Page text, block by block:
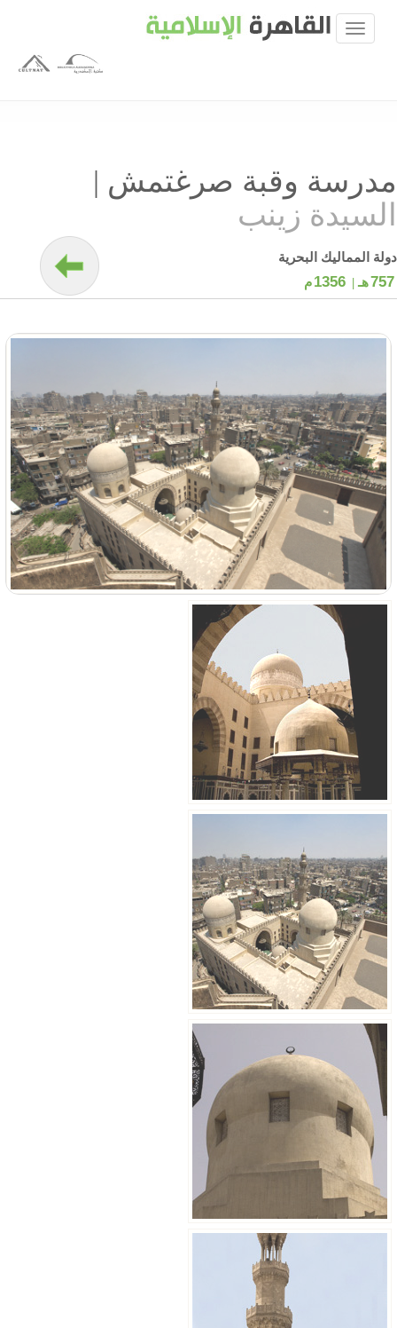
مدرسة وقبة صرغتمش |
السيدة زينب
دولة المماليك البحرية
757هـ | 1356 م